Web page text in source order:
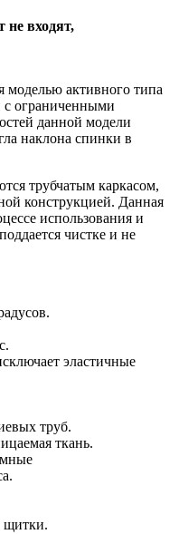
входят,
моделью активного типа
с ограниченными
данной модели
наклона спинки в
трубчатым каркасом,
конструкцией. Данная
использования и
чистке и не
эластичные
труб.
ткань.
щитки.